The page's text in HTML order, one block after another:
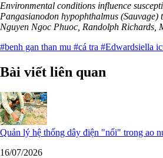
Environmental conditions influence
Pangasianodon hypophthalmus
Nguyen Ngoc Phuoc, Randolph Richards,
#benh gan than mu #cá tra #Edwardsiella
Bài viết liên quan
Quản lý hệ thống dây điện "nối" trong ao
16/07/2026